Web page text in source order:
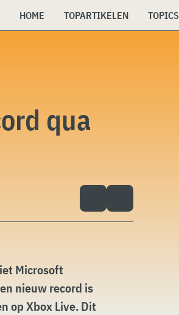
HOME TOPARTIKELEN TOPICS
qua
Microsoft
nieuw record is
op Xbox Live. Dit